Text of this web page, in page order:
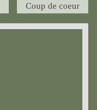
Coup de coeur